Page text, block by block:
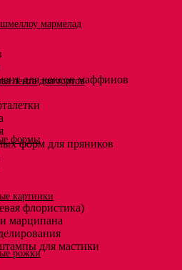
мармелад
лента для тортов
формы
картинки
рожки
для кексов маффинов
форм для пряников
флористика)
марципана
для мастики